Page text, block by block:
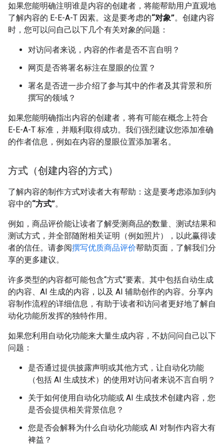
如果您能明确注明谁是内容的创建者，将能帮助用户直观地
了解内容的 E-E-A-T 因素。这是要考虑的“对象”。创建内容
时，您可以问自己以下几个有关对象的问题：
对访问者来说，内容的作者是否不言自明？
网页是否将署名标注在显眼的位置？
署名是否进一步介绍了参与其中的作者及其背景和所
撰写的领域？
如果您能明确指出内容的创建者，将有可能在概念上符合
E-E-A-T 标准，并顺利取得成功。我们强烈建议您添加准确
的作者信息，例如在内容的显眼位置添加署名。
方式（创建内容的方式）
了解内容的制作方式对读者大有帮助：这是要考虑添加到内
容中的“方式”。
例如，商品评价能让读者了解受测商品的数量、测试结果和
测试方式，并全部随附相关证明（例如照片），以此赢得读
者的信任。请参阅撰写优质商品评价帮助页面，了解我们分
享的更多建议。
许多类型的内容都可能包含“方式”要素。其中包括自动生成
的内容、AI 生成的内容，以及 AI 辅助创作的内容。分享内
容制作流程的详细信息，有助于读者和访问者更好地了解自
动化功能所发挥的独特作用。
如果您利用自动化功能来大量生成内容，不妨问问自己以下
问题：
是否通过提供披露声明或其他方式，让自动化功能
（包括 AI 生成技术）的使用对访问者来说不言自明？
关于如何使用自动化功能或 AI 生成技术创建内容，您
是否会提供相关背景信息？
您是否会解释为什么自动化功能或 AI 对制作内容大有
裨益？